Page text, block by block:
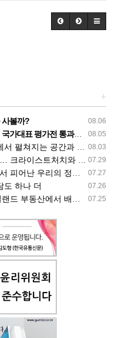
+
08.06
사볼까?
08.05
통과… ‘아시아선수권 출전’
08.03
과 사람, 그리고 미식의 미학
07.29
치와 한국 도시가 주는 교훈
07.27
어난 우리의 정체성
07.26
도 하나 더
07.25
서 배운 다섯 가지 교훈